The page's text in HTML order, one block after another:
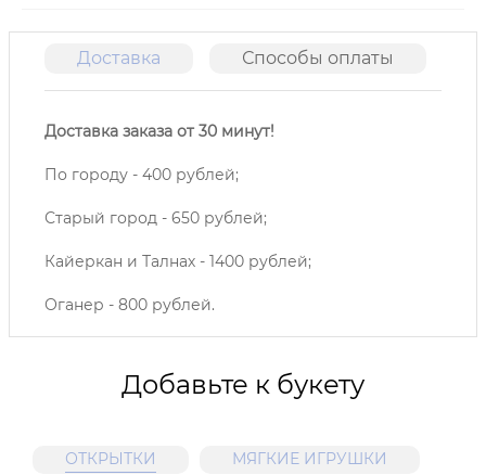
Доставка Способы оплаты
Доставка заказа от 30 минут!
По городу - 400 рублей;
Старый город - 650 рублей;
Кайеркан и Талнах - 1400 рублей;
Оганер - 800 рублей.
Добавьте к букету
ОТКРЫТКИ МЯГКИЕ ИГРУШКИ